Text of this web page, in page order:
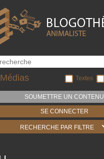
Médias Textes
SOUMETTRE UN CONTENU
SE CONNECTER
RECHERCHE PAR FILTRE